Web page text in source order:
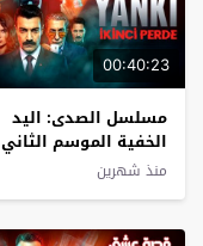
00:40:23
مسلسل الصدى: اليد
الخفية الموسم الثاني
الحلقة 6 مترجم
منذ شهرين